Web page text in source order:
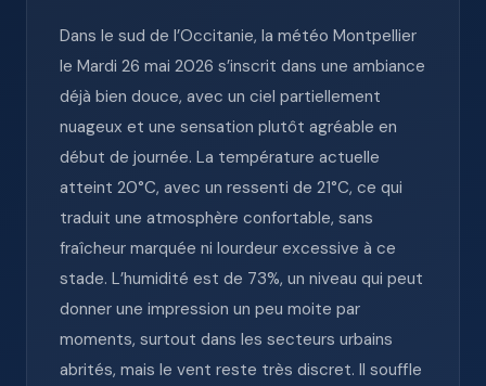
Dans le sud de l’Occitanie, la météo Montpellier
le Mardi 26 mai 2026 s’inscrit dans une ambiance
déjà bien douce, avec un ciel partiellement
nuageux et une sensation plutôt agréable en
début de journée. La température actuelle
atteint 20°C, avec un ressenti de 21°C, ce qui
traduit une atmosphère confortable, sans
fraîcheur marquée ni lourdeur excessive à ce
stade. L’humidité est de 73%, un niveau qui peut
donner une impression un peu moite par
moments, surtout dans les secteurs urbains
abrités, mais le vent reste très discret. Il souffle